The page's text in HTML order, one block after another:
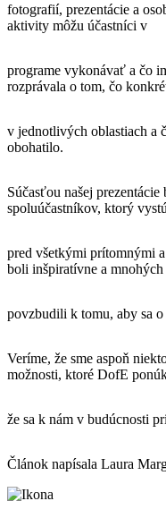
fotografií, prezentácie a
aktivity môžu účastníci v
programe vykonávať a čo
rozprávala o tom, čo
v jednotlivých oblastiach a
obohatilo.
Súčasťou našej
spoluúčastníkov, ktorý
pred všetkými prítomnými
boli inšpiratívne a mnohých
povzbudili k tomu, aby sa
Veríme, že sme aspoň
možnosti, ktoré DofE
že sa k nám v budúcnosti
Článok napísala Laura